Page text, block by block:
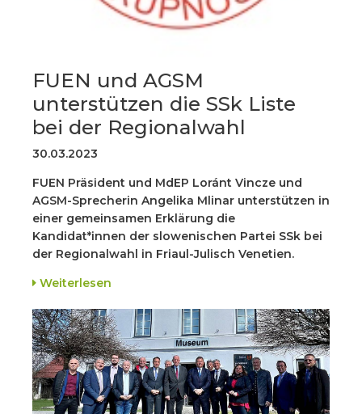
FUEN und AGSM
unterstützen die SSk Liste
bei der Regionalwahl
30.03.2023
FUEN Präsident und MdEP Loránt Vincze und
AGSM-Sprecherin Angelika Mlinar unterstützen in
einer gemeinsamen Erklärung die
Kandidat*innen der slowenischen Partei SSk bei
der Regionalwahl in Friaul-Julisch Venetien.
Weiterlesen